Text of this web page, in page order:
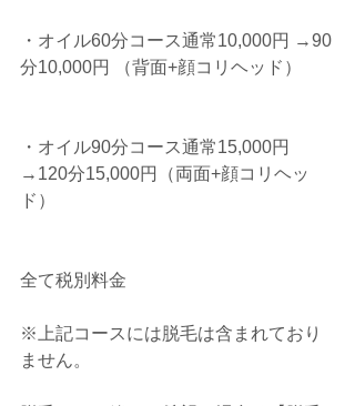
・オイル60分コース通常10,000円 →90
分10,000円 （背面+顔コリヘッド）
・オイル90分コース通常15,000円
→120分15,000円（両面+顔コリヘッ
ド）
全て税別料金
※上記コースには脱毛は含まれており
ません。